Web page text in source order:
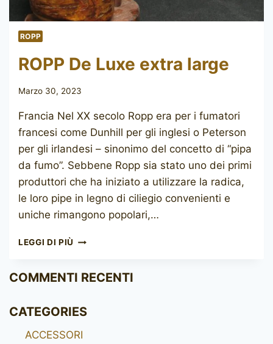
ROPP
ROPP De Luxe extra large
Marzo 30, 2023
Francia Nel XX secolo Ropp era per i fumatori
francesi come Dunhill per gli inglesi o Peterson
per gli irlandesi – sinonimo del concetto di “pipa
da fumo”. Sebbene Ropp sia stato uno dei primi
produttori che ha iniziato a utilizzare la radica,
le loro pipe in legno di ciliegio convenienti e
uniche rimangono popolari,…
LEGGI DI PIÙ ROPP
EXTRA
COMMENTI RECENTI
CATEGORIES
ACCESSORI